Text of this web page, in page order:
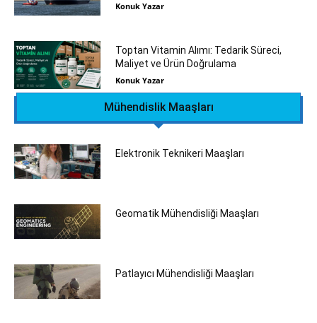
Konuk Yazar
Toptan Vitamin Alımı: Tedarik Süreci,
Maliyet ve Ürün Doğrulama
Konuk Yazar
Mühendislik Maaşları
Elektronik Teknikeri Maaşları
Geomatik Mühendisliği Maaşları
Patlayıcı Mühendisliği Maaşları